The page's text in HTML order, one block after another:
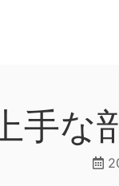
上手な